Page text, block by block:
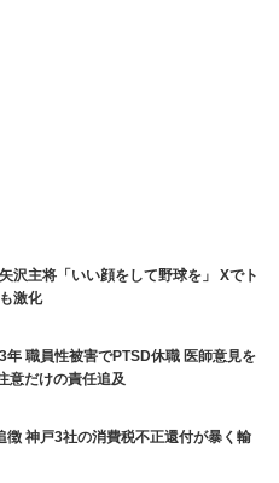
沢主将「いい顔をして野球を」 Xでト
奪も激化
意見を
意だけの責任追及
く輸